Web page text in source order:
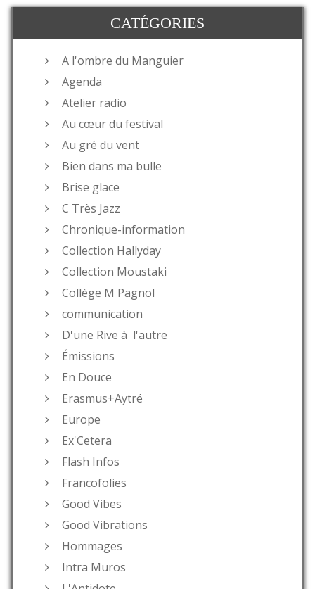
CATÉGORIES
A l'ombre du Manguier
Agenda
Atelier radio
Au cœur du festival
Au gré du vent
Bien dans ma bulle
Brise glace
C Très Jazz
Chronique-information
Collection Hallyday
Collection Moustaki
Collège M Pagnol
communication
D'une Rive à l'autre
Émissions
En Douce
Erasmus+Aytré
Europe
Ex'Cetera
Flash Infos
Francofolies
Good Vibes
Good Vibrations
Hommages
Intra Muros